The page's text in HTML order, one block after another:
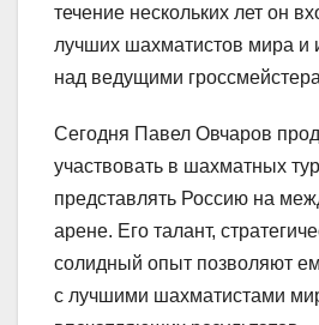
течение нескольких лет он
лучших шахматистов мира и
над ведущими
Сегодня Павел Овчаров
участвовать в шахматных
представлять Россию на
арене. Его талант,
солидный опыт позволяют
с лучшими шахматистами